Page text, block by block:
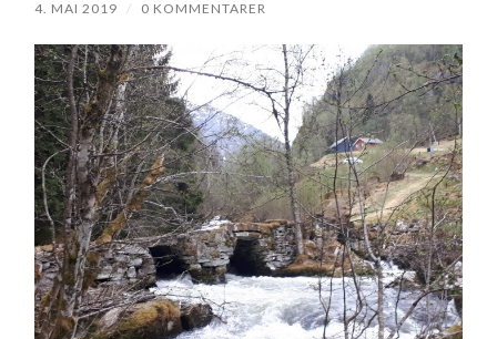
4. MAI 2019 / 0 KOMMENTARER